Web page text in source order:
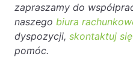
zapraszamy do
naszego biura
dyspozycji, skontaktuj się
pomóc.